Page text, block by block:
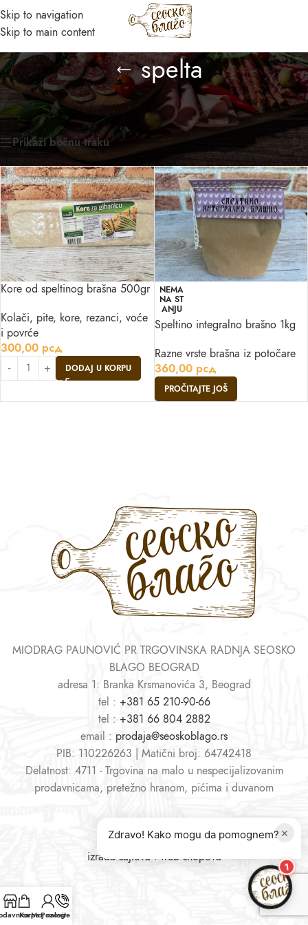
Skip to navigation
Skip to main content
MENI
spelta
Početna/Prirodni domaći proizvodi /Proizvod označen „spelta“
Prikazano je svih 2 rezultata
Prikaži bočnu traku
Kore od speltinog brašna 500gr
Kolači, pite, kore, rezanci, voće
i povrće
300,00 рсд
DODAJ U KORPU
NEMA
NA ST
ANJU
Speltino integralno brašno 1kg
Razne vrste brašna iz potočare
360,00 рсд
PROČITAJTE JOŠ
MIODRAG PAUNOVIĆ PR TRGOVINSKA RADNJA SEOSKO
BLAGO BEOGRAD
adresa 1: Branka Krsmanovića 3, Beograd
tel : +381 65 210-90-66
tel : +381 66 804 2882
email : prodaja@seoskoblago.rs
PIB: 110226263 | Matični broj: 64742418
Delatnost: 4711 - Trgovina na malo u nespecijalizovanim
prodavnicama, pretežno hranom, pićima i duvanom
izrada sajtovaiweb shopova
KorpaMoj nalog
Pozovite nas
×
Zdravo! Kako mogu da pomognem?
1
Asistent
● Dostupan — Seosko blago